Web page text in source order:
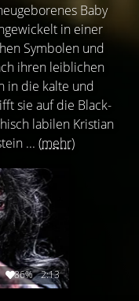
Baby
in einer
Symbolen und
ihren leiblichen
in die kalte und
sie auf die Black-
labilen Kristian
... (mehr)
86% 2:13